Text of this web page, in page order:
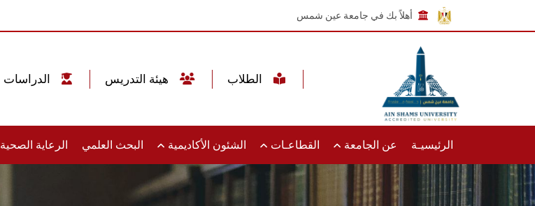
أهلاً بك في جامعة عين شمس
الرئيسيـة عن الجامعة القطاعـات الشئون الأكاديمية البحث العلمي الرعاية الصحية